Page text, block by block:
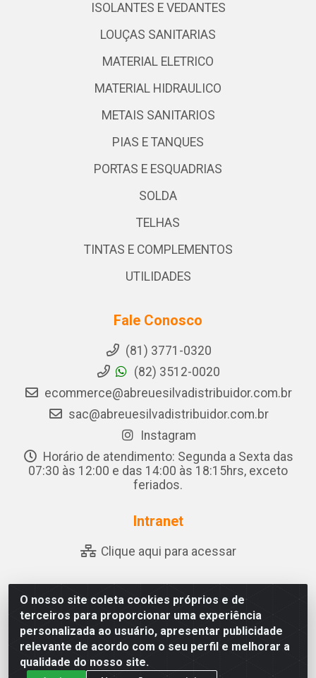
O nosso site coleta cookies próprios e de
terceiros para proporcionar uma experiência
personalizada ao usuário, apresentar publicidade
relevante de acordo com o seu perfil e melhorar a
qualidade do nosso site.
ISOLANTES E VEDANTES
LOUÇAS SANITARIAS
MATERIAL ELETRICO
MATERIAL HIDRAULICO
METAIS SANITARIOS
PIAS E TANQUES
PORTAS E ESQUADRIAS
SOLDA
TELHAS
TINTAS E COMPLEMENTOS
UTILIDADES
Fale Conosco
(81) 3771-0320
(82) 3512-0020
ecommerce@abreuesilvadistribuidor.com.br
sac@abreuesilvadistribuidor.com.br
Instagram
Horário de atendimento: Segunda a Sexta das
07:30 às 12:00 e das 14:00 às 18:15hrs, exceto
feriados.
Intranet
Clique aqui para acessar
Abreu & Silva - Rua Padre Jose de Souza Leite, 265 - Ariado,
Olho D'Água das Flores/AL - CEP 57.442-000 - CNPJ
04.790.656/0001-06